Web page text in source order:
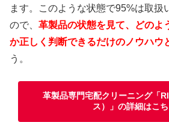
ます。このような状態で95%は取扱
ので、 革製品の状態を見て、どのよ
か正しく判断できるだけのノウハウ
う。
革製品専門宅配クリーニング「
ス）」の詳細はこ